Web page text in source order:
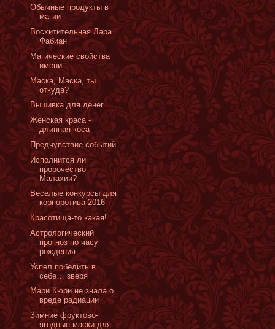
Обычные продукты в
магии
Восхитительная Лара
Фабиан
Магические свойства
имени
Маска, Маска, ты
откуда?
Вышивка для денег
Женская краса -
длинная коса
Предчувствие событий
Исполнится ли
пророчество
Малахии?
Веселые конкурсы для
корпоротива 2016
Красотища-то какая!
Астрологический
прогноз по часу
рождения
Успел победить в
себе… зверя
Мари Кюри не знала о
вреде радиации
Зимние фруктово-
ягодные маски для